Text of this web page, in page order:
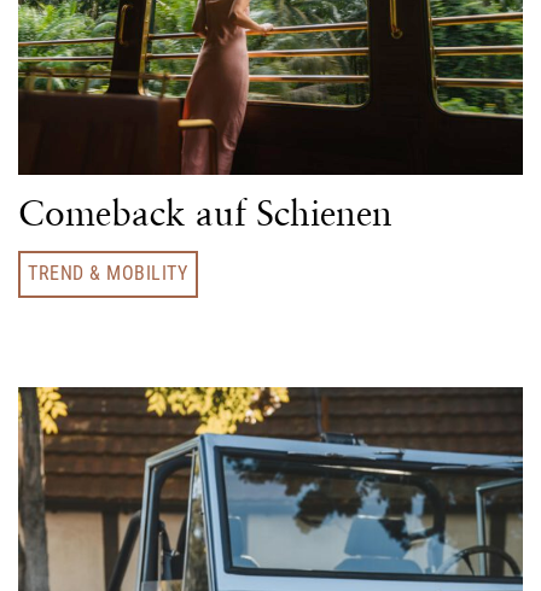
Comeback auf Schienen
TREND & MOBILITY